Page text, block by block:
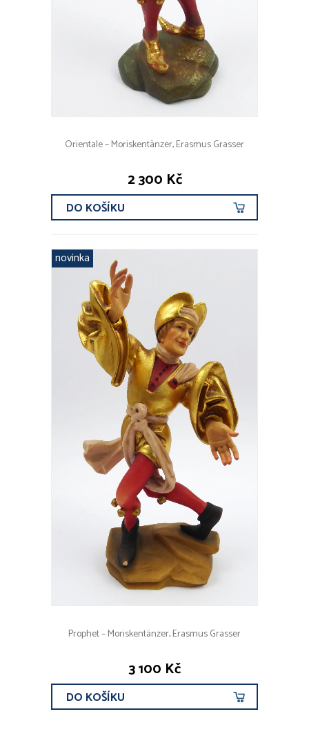
Orientale – Moriskentänzer, Erasmus Grasser
2 300 Kč
DO KOŠÍKU
novinka
Prophet – Moriskentänzer, Erasmus Grasser
3 100 Kč
DO KOŠÍKU